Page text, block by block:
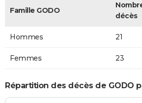
Famille GODO
décès
Hommes 21
Femmes 23
Répartition des décès de GODO